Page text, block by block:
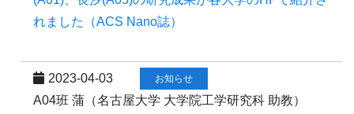
れました（ACS Nano誌）
2023-04-03 お知らせ
A04班 蒲（名古屋大学 大学院工学研究科 助教）